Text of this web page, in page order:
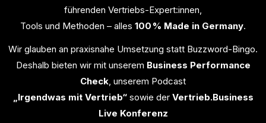
führenden Vertriebs-Expert:innen,
Tools und Methoden – alles 100 % Made in Germany.
Wir glauben an praxisnahe Umsetzung statt Buzzword-Bingo.
Deshalb bieten wir mit unserem Business Performance
Check, unserem Podcast
„Irgendwas mit Vertrieb“sowie der Vertrieb.Business
Live Konferenz